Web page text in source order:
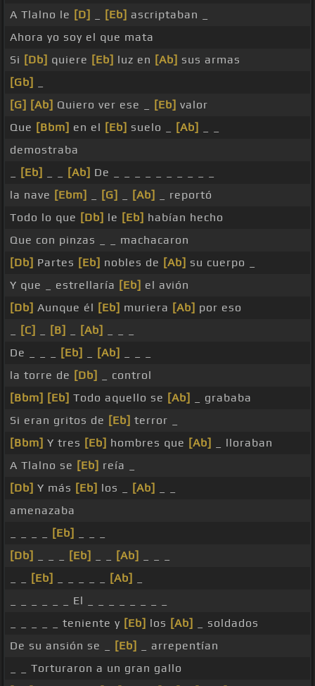
A Tlalno le [D] [Eb] ascriptaban _
Ahora yo soy el que mata
Si [Db] quiere [Eb] luz en [Ab] sus armas
[Gb]
[G] [Ab] Quiero ver ese _ [Eb] valor
Que [Bbm] en el [Eb] suelo _ [Ab]
demostraba
[Eb] [Ab] De _ _ _ _ _ _ _ _ _ _
la nave [Ebm] [G] [Ab]
_ reportó
Todo lo que [Db] le [Eb] habían hecho
Que con pinzas _ _ machacaron
[Db] Partes [Eb] nobles de [Ab] su cuerpo _
Y que _ estrellaría [Eb] el avión
[Db] Aunque él [Eb] muriera [Ab] por eso
[C] [B] [Ab]
De _ _ _
[Eb] [Ab]
la torre de [Db]
_ control
[Bbm] [Eb] Todo aquello se [Ab]
_ grababa
Si eran gritos de [Eb] terror _
[Bbm] Y tres [Eb] hombres que [Ab]
_ lloraban
A Tlalno se [Eb] reía _
[Db] Y más [Eb] los _ [Ab]
amenazaba
[Eb]
[Db]
[Eb] [Ab]
[Eb] [Ab]
_ _ _ _ _ _ El _ _ _ _ _ _ _ _
_ _ _ _ _ teniente y [Eb] los [Ab]
_ soldados
De su ansión se _
[Eb]
_ arrepentían
_ _ Torturaron a un gran gallo